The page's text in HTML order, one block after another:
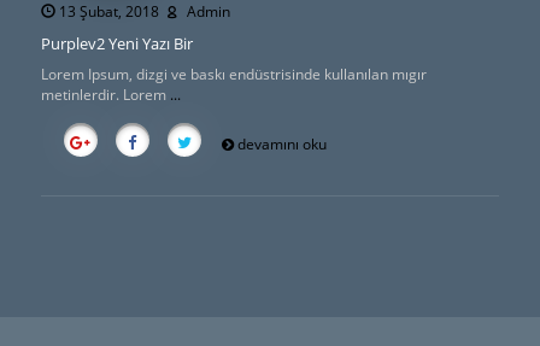
13 Şubat, 2018 Admin
Purplev2 Yeni Yazı Bir
Lorem Ipsum, dizgi ve baskı endüstrisinde kullanılan mıgır
metinlerdir. Lorem ...
devamını oku